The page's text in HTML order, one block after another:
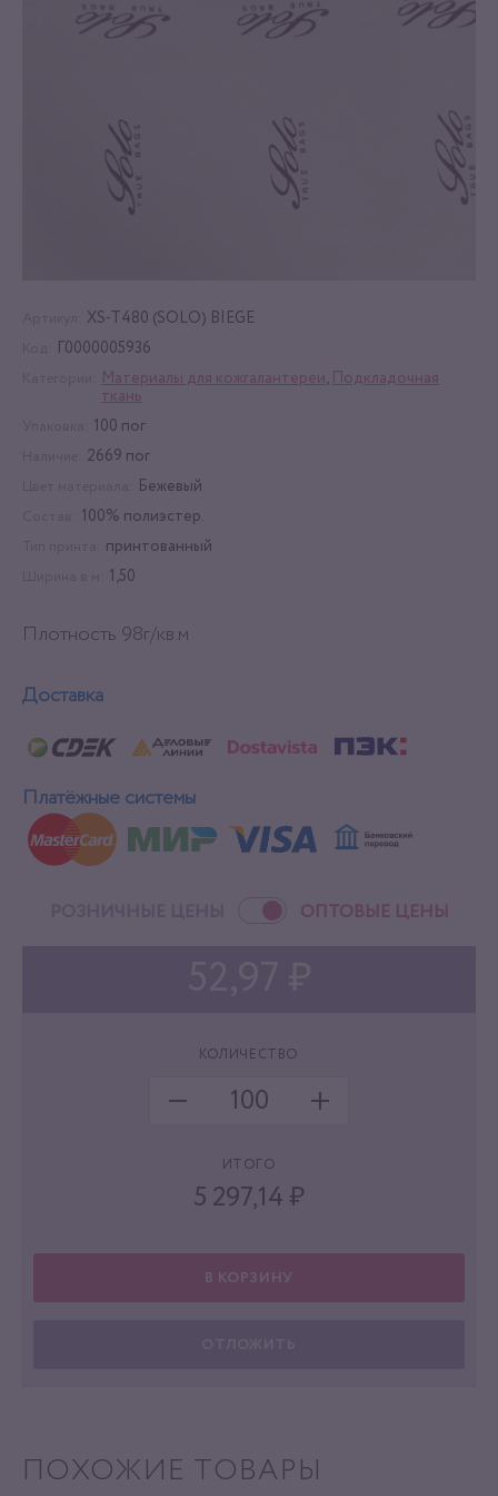
XS-T480 (SOLO) BIEGE
Г0000005936
Материалы для кожгалантереи,
Подкладочная
ткань
100 пог
2669 пог
Бежевый
100% полиэстер.
принтованный
1,50
Плотность 98г/кв.м
Доставка
Платёжные системы
ОПТОВЫЕ ЦЕНЫ
КОЛИЧЕСТВО
ИТОГО
5 297,14 ₽
В КОРЗИНУ
ПОХОЖИЕ ТОВАРЫ